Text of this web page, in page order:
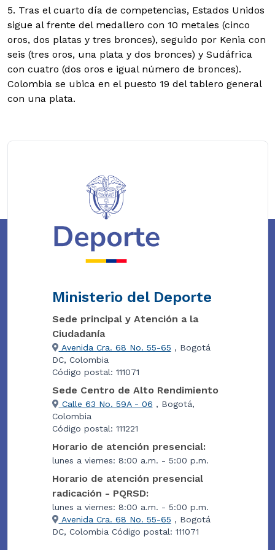
5. Tras el cuarto día de competencias, Estados Unidos
sigue al frente del medallero con 10 metales (cinco
oros, dos platas y tres bronces), seguido por Kenia con
seis (tres oros, una plata y dos bronces) y Sudáfrica
con cuatro (dos oros e igual número de bronces).
Colombia se ubica en el puesto 19 del tablero general
con una plata.
Ministerio del Deporte
Sede principal y Atención a la
Ciudadanía
Avenida Cra. 68 No. 55-65 , Bogotá
DC, Colombia
Código postal: 111071
Sede Centro de Alto Rendimiento
Calle 63 No. 59A - 06 , Bogotá,
Colombia
Código postal: 111221
Horario de atención presencial:
lunes a viernes: 8:00 a.m. - 5:00 p.m.
Horario de atención presencial
radicación - PQRSD:
lunes a viernes: 8:00 a.m. - 5:00 p.m.
Avenida Cra. 68 No. 55-65 , Bogotá
DC, Colombia Código postal: 111071